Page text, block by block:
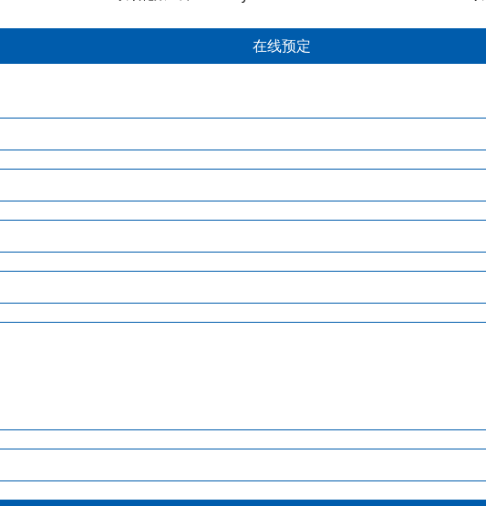
在线预定